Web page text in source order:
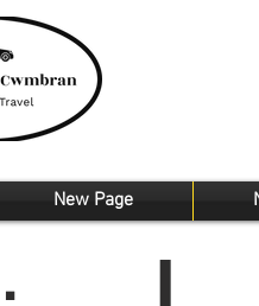
New Page